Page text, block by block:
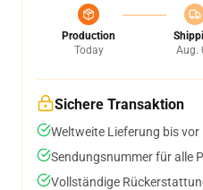
Production
Today
Aug.
Sichere Transaktion
Weltweite Lieferung bis vor
Sendungsnummer für alle
Vollständige